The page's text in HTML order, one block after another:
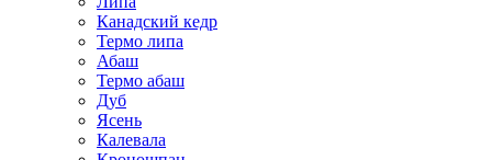
Канадский кедр
Термо липа
Абаш
Термо абаш
Дуб
Ясень
Калевала